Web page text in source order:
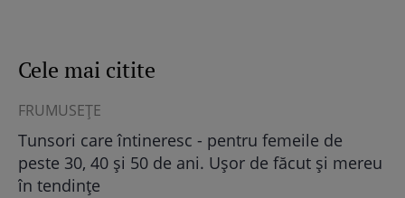
Cele mai citite
FRUMUSEŢE
Tunsori care întineresc - pentru femeile de
peste 30, 40 și 50 de ani. Ușor de făcut și mereu
în tendințe